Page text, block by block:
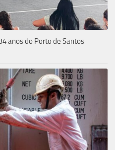
anos do Porto de Santos